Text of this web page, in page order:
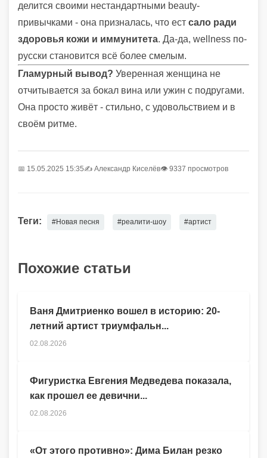
делится своими нестандартными beauty-
привычками - она призналась, что ест сало ради
здоровья кожи и иммунитета. Да-да, wellness по-
русски становится всё более смелым.
Гламурный вывод? Уверенная женщина не
отчитывается за бокал вина или ужин с подругами.
Она просто живёт - стильно, с удовольствием и в
своём ритме.
📅 15.05.2025 15:35✍️ Александр Киселёв👁 9337 просмотров
Теги: #Новая песня #реалити-шоу #артист
Похожие статьи
Ваня Дмитриенко вошел в историю: 20-
летний артист триумфальн...
02.08.2026
Фигуристка Евгения Медведева показала,
как прошел ее девични...
02.08.2026
«От этого противно»: Дима Билан резко